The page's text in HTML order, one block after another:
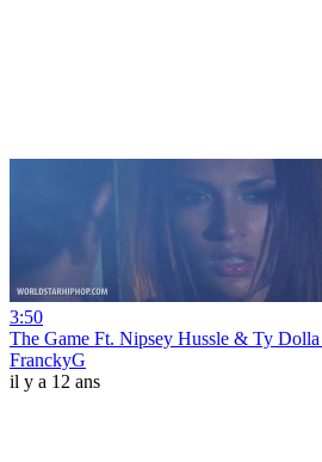
3:50
The Game Ft. Nipsey Hussle & Ty
FranckyG
il y a 12 ans